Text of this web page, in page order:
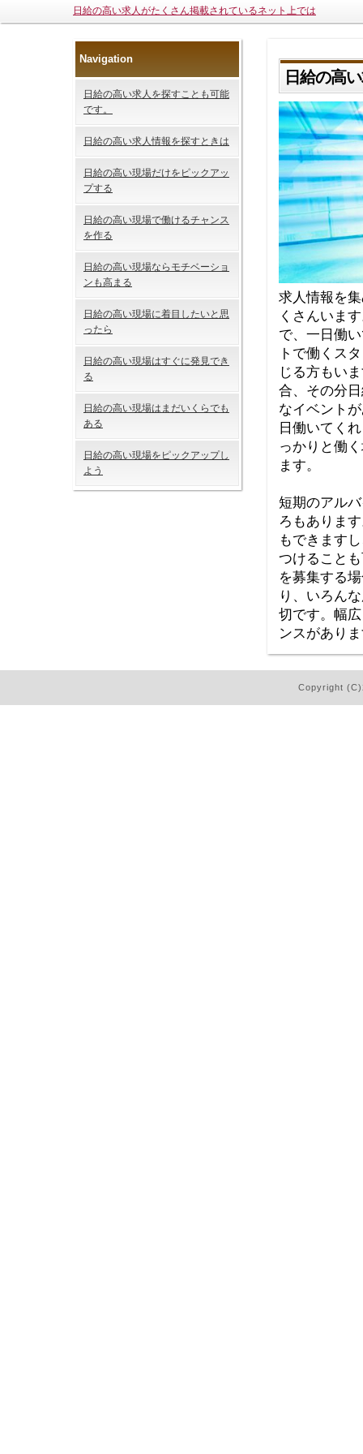
日給の高い求人がたくさん掲載されているネット上では
Navigation
日給の高い求人を探すことも可能
です。
日給の高い求人情報を探すときは
日給の高い現場だけをピックアッ
プする
日給の高い現場で働けるチャンス
を作る
日給の高い現場ならモチベーショ
ンも高まる
日給の高い現場に着目したいと思
ったら
日給の高い現場はすぐに発見でき
る
日給の高い現場はまだいくらでも
ある
日給の高い現場をピックアップし
よう
日給の高
求人情報を
くさんいま
で、一日働
トで働くス
じる方もい
合、その分
なイベント
日働いてく
っかりと働
ます。
短期のアル
ろもありま
もできます
つけること
を募集する
り、いろん
切です。幅
ンスがあり
Copyright